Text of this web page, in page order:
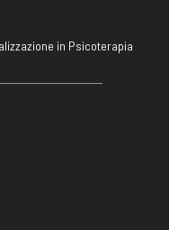
in Psicoterapia